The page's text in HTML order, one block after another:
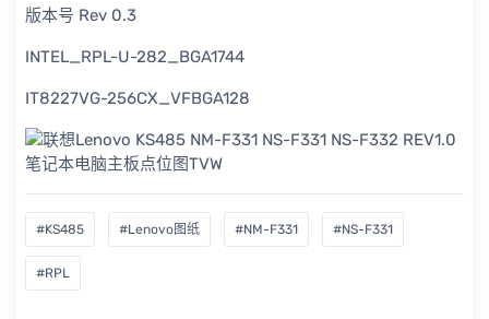
版本号 Rev 0.3
INTEL_RPL-U-282_BGA1744
IT8227VG-256CX_VFBGA128
#KS485 #Lenovo图纸 #NM-F331 #NS-F331
#RPL